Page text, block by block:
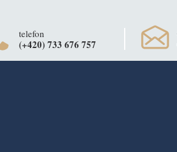
telefon
(+420) 733 676 757